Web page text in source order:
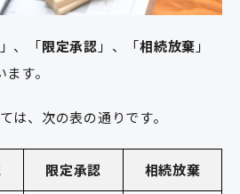
」、「限定承認 」、「相続放棄 」
す。
は、次の表の通りです。
限定承認 相続放棄